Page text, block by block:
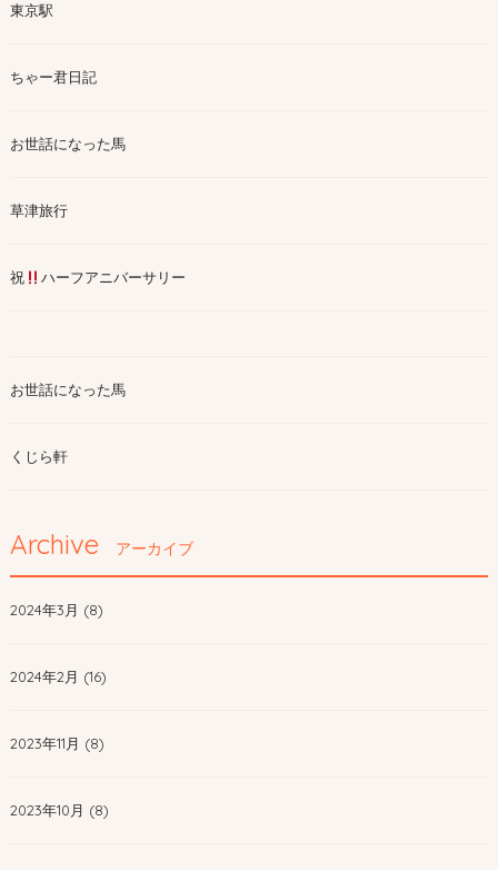
東京駅
ちゃー君日記
お世話になった馬
草津旅行
祝 ハーフアニバーサリー
お世話になった馬
くじら軒
Archive アーカイブ
2024年3月 (8)
2024年2月 (16)
2023年11月 (8)
2023年10月 (8)